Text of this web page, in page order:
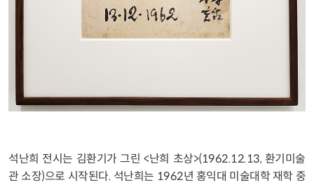
석난희 전시는 김환기가 그린 <난희 초상>(1962.12.13, 환기미술
관 소장)으로 시작된다. 석난희는 1962년 홍익대 미술대학 재학 중